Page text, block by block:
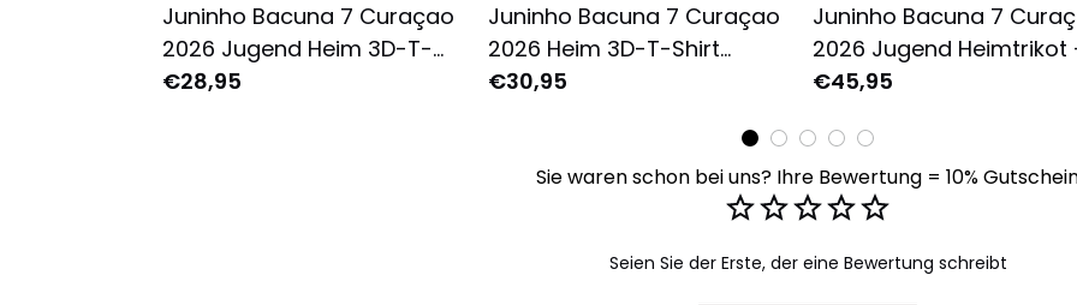
Juninho Bacuna 7 Curaçao
2026 Jugend Heim 3D-T-
Shirt Vollständig Bedruckt -
€28,95
Juninho Bacuna 7 Curaçao
2026 Heim 3D-T-Shirt
Vollständig Bedruckt - Blau
€30,95
Juninho Bacuna 7
2026 Jugend Heimtrikot
Blau
€45,95
Sie waren schon bei uns? Ihre Bewertung = 10%
Seien Sie der Erste, der eine Bewertung schreibt